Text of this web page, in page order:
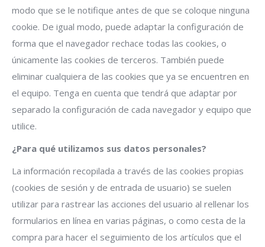
modo que se le notifique antes de que se coloque ninguna
cookie. De igual modo, puede adaptar la configuración de
forma que el navegador rechace todas las cookies, o
únicamente las cookies de terceros. También puede
eliminar cualquiera de las cookies que ya se encuentren en
el equipo. Tenga en cuenta que tendrá que adaptar por
separado la configuración de cada navegador y equipo que
utilice.
¿Para qué utilizamos sus datos personales?
La información recopilada a través de las cookies propias
(cookies de sesión y de entrada de usuario) se suelen
utilizar para rastrear las acciones del usuario al rellenar los
formularios en línea en varias páginas, o como cesta de la
compra para hacer el seguimiento de los artículos que el